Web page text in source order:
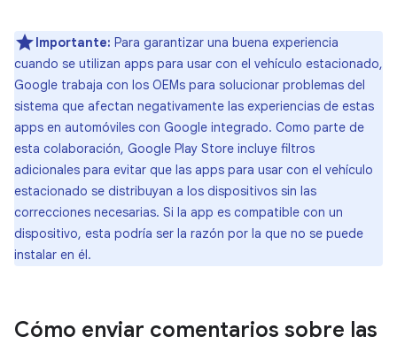
Importante: Para garantizar una buena experiencia
cuando se utilizan apps para usar con el vehículo estacionado,
Google trabaja con los OEMs para solucionar problemas del
sistema que afectan negativamente las experiencias de estas
apps en automóviles con Google integrado. Como parte de
esta colaboración, Google Play Store incluye filtros
adicionales para evitar que las apps para usar con el vehículo
estacionado se distribuyan a los dispositivos sin las
correcciones necesarias. Si la app es compatible con un
dispositivo, esta podría ser la razón por la que no se puede
instalar en él.
Cómo enviar comentarios sobre las